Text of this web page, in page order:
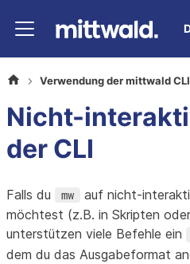
Verwendung der mittwald CLI
Nicht-
der CLI
Falls du mw
auf nicht-
möchtest (z.B. in Skripten
unterstützen viele Befehle ein
dem du das Ausgabeformat